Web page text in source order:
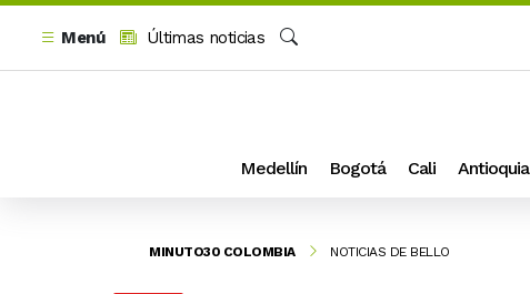
Menú
Últimas noticias
Medellín Bogotá Cali Antioquia
MINUTO30 COLOMBIA NOTICIAS DE BELLO